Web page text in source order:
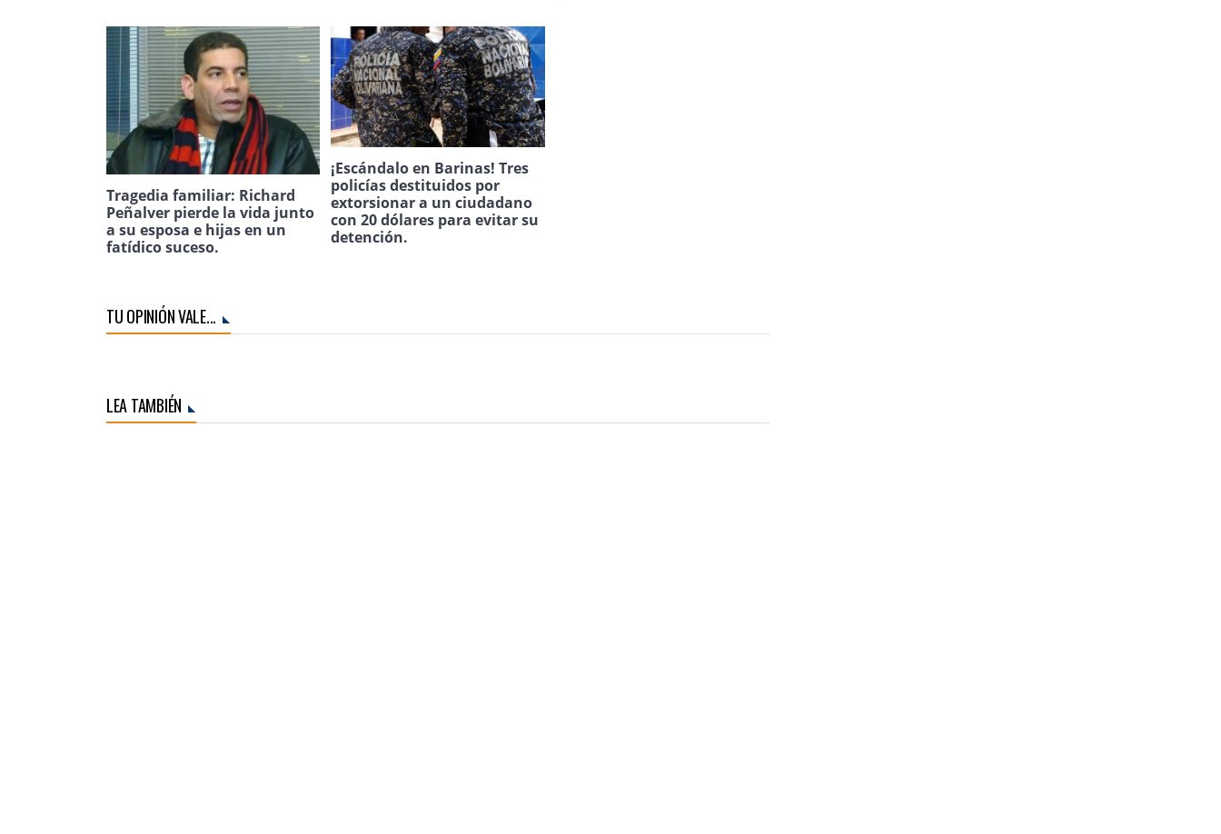
Tragedia familiar: Richard
Peñalver pierde la vida junto
a su esposa e hijas en un
fatídico suceso.
¡Escándalo en Barinas! Tres
policías destituidos por
extorsionar a un ciudadano
con 20 dólares para evitar su
detención.
TU OPINIÓN VALE...
LEA TAMBIÉN